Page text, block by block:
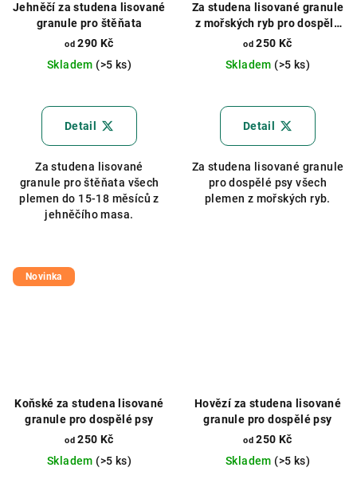
Jehněčí za studena lisované
granule pro štěňata
od 290 Kč
Skladem (>5 ks)
hodnocení
produktu
z
5
hvězdiček.
Detail
Za studena lisované
granule pro štěňata všech
plemen do 15-18 měsíců z
jehněčího masa.
Za studena lisované granule
z mořských ryb pro dospělé
psy
od 250 Kč
Skladem (>5 ks)
hodnocení
produktu
z
5
hvězdiček.
Detail
Za studena lisované granule
pro dospělé psy všech
plemen z mořských ryb.
Novinka
Koňské za studena lisované
granule pro dospělé psy
od 250 Kč
Skladem (>5 ks)
Hovězí za studena lisované
granule pro dospělé psy
od 250 Kč
Skladem (>5 ks)